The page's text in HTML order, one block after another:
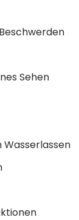
Sehen